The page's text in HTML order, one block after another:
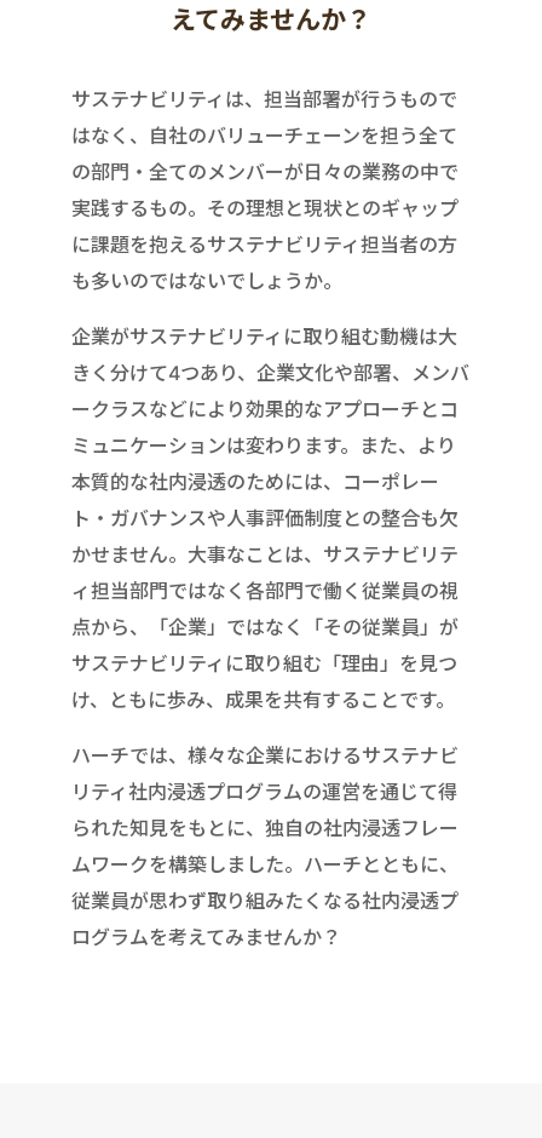
えてみませんか？
サステナビリティは、担当部署が行うもので
はなく、自社のバリューチェーンを担う全て
の部門・全てのメンバーが日々の業務の中で
実践するもの。その理想と現状とのギャップ
に課題を抱えるサステナビリティ担当者の方
も多いのではないでしょうか。
企業がサステナビリティに取り組む動機は大
きく分けて4つあり、企業文化や部署、メンバ
ークラスなどにより効果的なアプローチとコ
ミュニケーションは変わります。また、より
本質的な社内浸透のためには、コーポレー
ト・ガバナンスや人事評価制度との整合も欠
かせません。大事なことは、サステナビリテ
ィ担当部門ではなく各部門で働く従業員の視
点から、「企業」ではなく「その従業員」が
サステナビリティに取り組む「理由」を見つ
け、ともに歩み、成果を共有することです。
ハーチでは、様々な企業におけるサステナビ
リティ社内浸透プログラムの運営を通じて得
られた知見をもとに、独自の社内浸透フレー
ムワークを構築しました。ハーチとともに、
従業員が思わず取り組みたくなる社内浸透プ
ログラムを考えてみませんか？